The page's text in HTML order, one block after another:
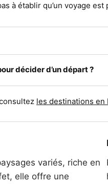
à établir qu’un voyage
décider d’un départ ?
les destinations en
variés, riche en
elle offre une